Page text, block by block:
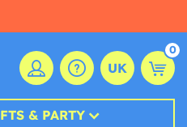
UK
0
& PARTY